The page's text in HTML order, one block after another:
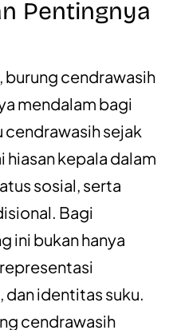
Pentingnya
burung cendrawasih
mendalam bagi
cendrawasih sejak
hiasan kepala dalam
sosial, serta
Bagi
ini bukan hanya
dan identitas suku.
cendrawasih